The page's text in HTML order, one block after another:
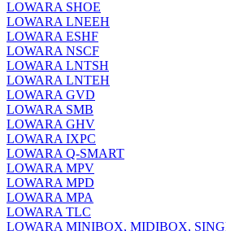
LOWARA SHOE
LOWARA LNEEH
LOWARA ESHF
LOWARA NSCF
LOWARA LNTSH
LOWARA LNTEH
LOWARA GVD
LOWARA SMB
LOWARA GHV
LOWARA IXPС
LOWARA Q-SMART
LOWARA MPV
LOWARA MPD
LOWARA MPA
LOWARA TLC
LOWARA MINIBOX, MIDIBOX,